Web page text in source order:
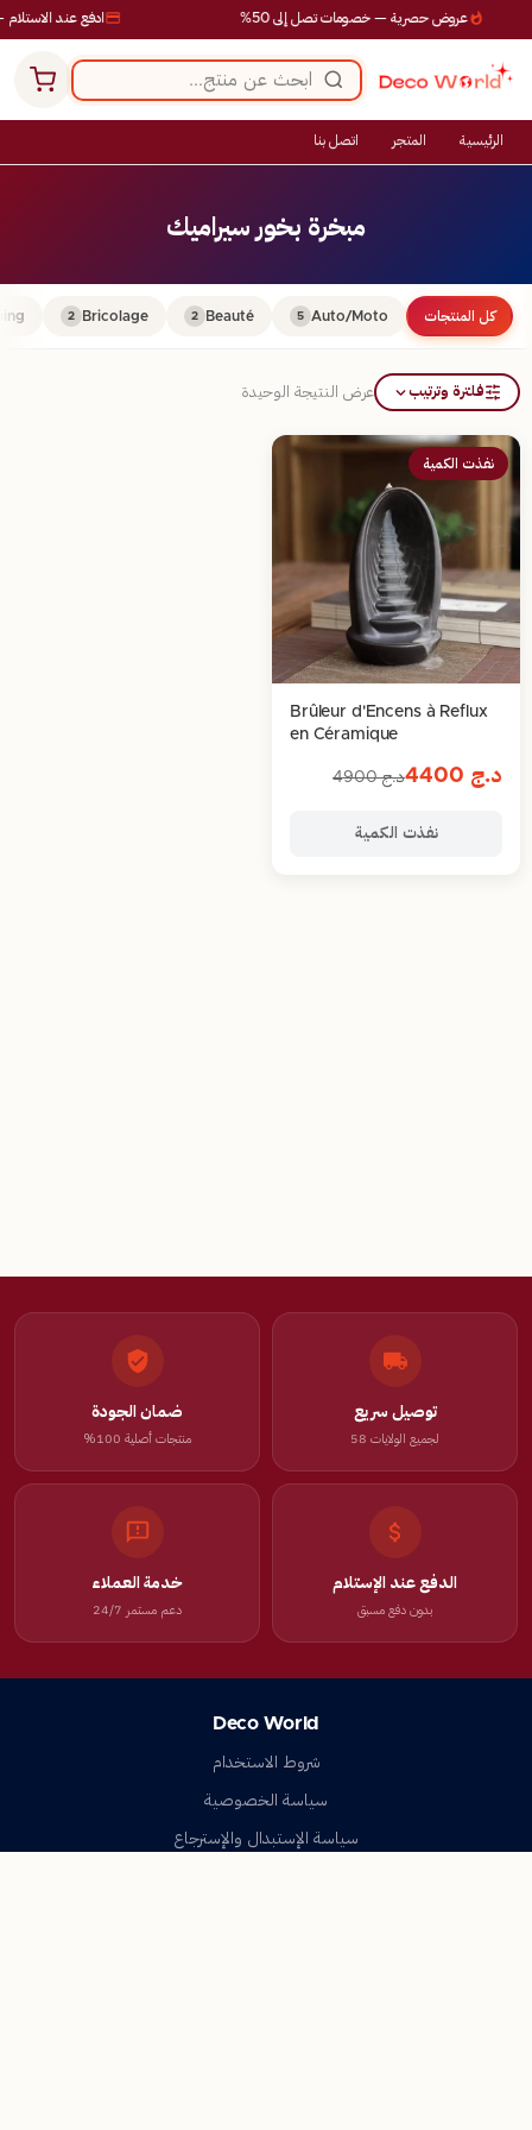
ادفع عند الاستلام عروض حصرية — خصومات تصل إلى 50%
الرئيسية المتجر اتصل بنا
مبخرة بخور سيراميك
كل المنتجات Auto/Moto
5
Beauté
2
Bricolage
2
فلترة وترتيب عرض النتيجة الوحيدة
نفذت الكمية
Brûleur d'Encens à Reflux
en Céramique
د.ج د.ج4900
نفذت الكمية
توصيل سريع
لجميع الولايات 58
ضمان الجودة
منتجات أصلية 100%
الدفع عند الإستلام
بدون دفع مسبق
خدمة العملاء
دعم مستمر 24/7
Deco World
شروط الاستخدام
سياسة الخصوصية
سياسة الإستبدال والإسترجاع